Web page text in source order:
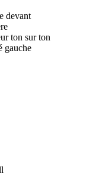
devant
ton sur ton
gauche